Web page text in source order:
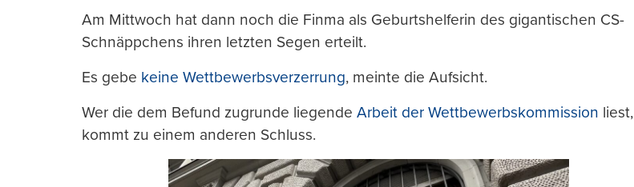
Am Mittwoch hat dann noch die Finma als Geburtshelferin des gigantischen CS-
Schnäppchens ihren letzten Segen erteilt.
Es gebe keine Wettbewerbsverzerrung, meinte die Aufsicht.
Wer die dem Befund zugrunde liegende Arbeit der Wettbewerbskommission liest,
kommt zu einem anderen Schluss.